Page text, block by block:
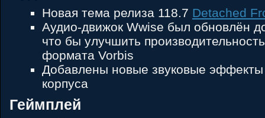
Новая тема релиза 118.7 Detached
Аудио-движок Wwise был обновлён
что бы улучшить
формата Vorbis
Добавлены новые звуковые
корпуса
Геймплей